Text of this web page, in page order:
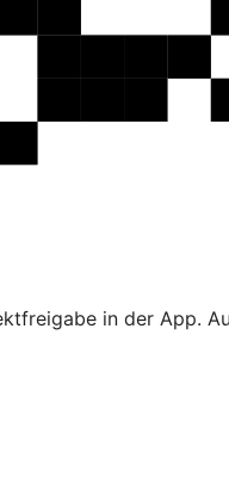
in der App.